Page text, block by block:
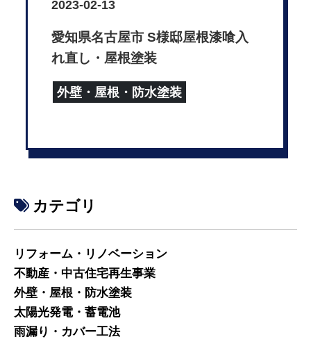
2023-02-13
愛知県名古屋市 S様邸屋根漆喰入
れ直し・屋根塗装
外壁・屋根・防水塗装
カテゴリ
リフォーム・リノベーション
不動産・中古住宅再生事業
外壁・屋根・防水塗装
太陽光発電・蓄電池
雨漏り・カバー工法